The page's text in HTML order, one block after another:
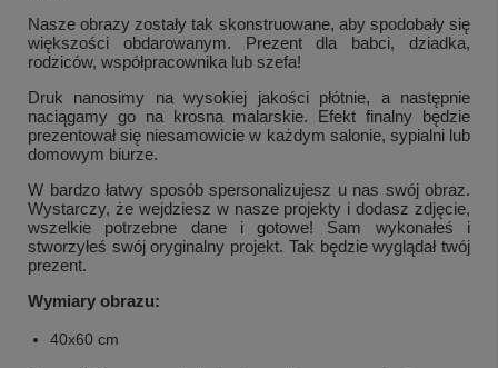
Nasze obrazy zostały tak skonstruowane, aby spodobały się
większości obdarowanym. Prezent dla babci, dziadka,
rodziców, współpracownika lub szefa!
Druk nanosimy na wysokiej jakości płótnie, a następnie
naciągamy go na krosna malarskie. Efekt finalny będzie
prezentował się niesamowicie w każdym salonie, sypialni lub
domowym biurze.
W bardzo łatwy sposób spersonalizujesz u nas swój obraz.
Wystarczy, że wejdziesz w nasze projekty i dodasz zdjęcie,
wszelkie potrzebne dane i gotowe! Sam wykonałeś i
stworzyłeś swój oryginalny projekt. Tak będzie wyglądał twój
prezent.
Wymiary obrazu:
40x60 cm